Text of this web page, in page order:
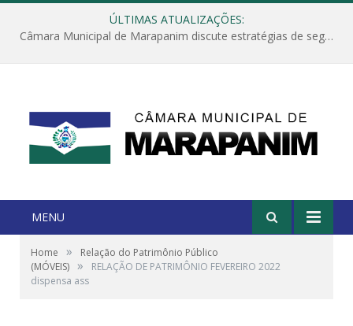
ÚLTIMAS ATUALIZAÇÕES:
Câmara Municipal de Marapanim discute estratégias de segurança com autoridades e poder executivo
MENU
Home »
Relação do Patrimônio Público
(MÓVEIS) »
RELAÇÃO DE PATRIMÔNIO FEVEREIRO 2022
dispensa ass